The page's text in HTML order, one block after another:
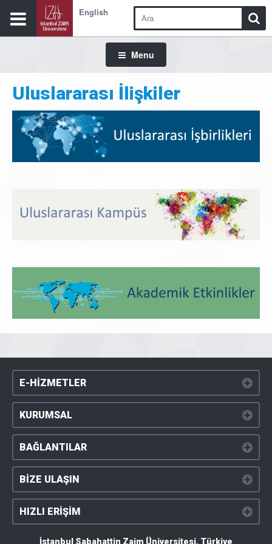
English
Menu
Uluslararası İlişkiler
E-HİZMETLER
KURUMSAL
BAĞLANTILAR
BİZE ULAŞIN
HIZLI ERİŞİM
İstanbul Sabahattin Zaim Üniversitesi, Türkiye